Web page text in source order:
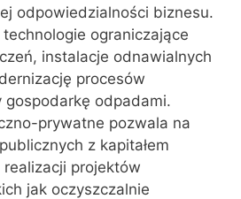
odpowiedzialności biznesu.
ograniczające
instalacje odnawialnych
procesów
gospodarkę odpadami.
prywatne pozwala na
z kapitałem
projektów
jak oczyszczalnie